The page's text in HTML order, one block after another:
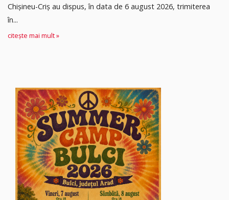
Chișineu-Criș au dispus, în data de 6 august 2026, trimiterea
în...
citește mai mult »